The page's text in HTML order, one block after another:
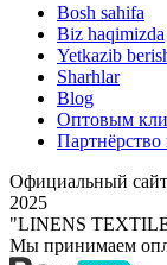
Bosh sahifa
Biz haqimizda
Yetkazib
Sharhlar
Blog
Оптовым
Партнёрство
Официальный
2025
"LINENS
Мы принимаем